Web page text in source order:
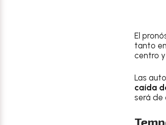
El
tanto
centro
Las
caída
será de